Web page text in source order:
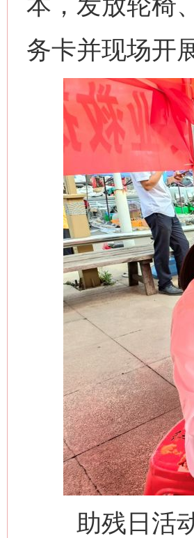
务卡并现场开
助残日活动
网上购药对药下症？
这是一记警钟！
在谋一域中谋全局